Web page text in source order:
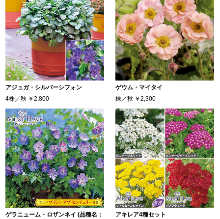
アジュガ・シルバーシフォン
4株／秋 ￥2,800
ゲウム・マイタイ
株／秋 ￥2,300
ゲラニューム・ロザンネイ (品種名：
アキレア4種セット